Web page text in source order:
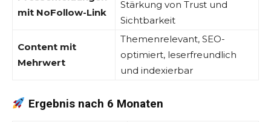
mit NoFollow-Link
Stärkung von Trust und
Sichtbarkeit
Content mit
Mehrwert
Themenrelevant, SEO-
optimiert, leserfreundlich
und indexierbar
Ergebnis nach 6 Monaten